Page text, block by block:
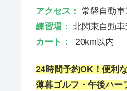
アクセス： 常磐自動
練習場： 北関東自動
カート：
20km以内
24時間予約OK！便利
薄暮ゴルフ・午後ハー